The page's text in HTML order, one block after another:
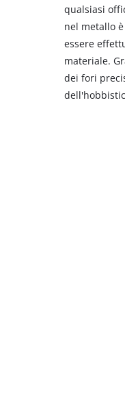
qualsiasi
nel metallo
essere
materiale.
dei fori